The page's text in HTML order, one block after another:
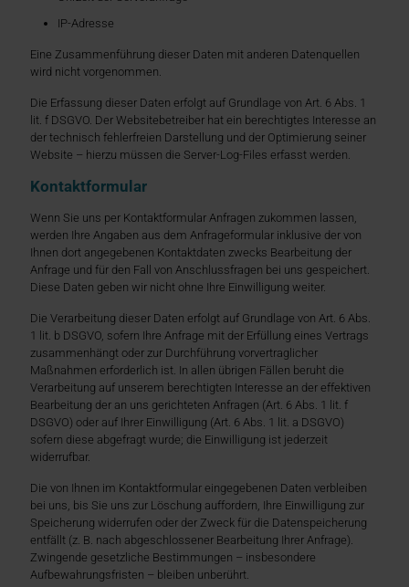
IP-Adresse
Eine Zusammenführung dieser Daten mit anderen Datenquellen
wird nicht vorgenommen.
Die Erfassung dieser Daten erfolgt auf Grundlage von Art. 6 Abs. 1
lit. f DSGVO. Der Websitebetreiber hat ein berechtigtes Interesse an
der technisch fehlerfreien Darstellung und der Optimierung seiner
Website – hierzu müssen die Server-Log-Files erfasst werden.
Kontaktformular
Wenn Sie uns per Kontaktformular Anfragen zukommen lassen,
werden Ihre Angaben aus dem Anfrageformular inklusive der von
Ihnen dort angegebenen Kontaktdaten zwecks Bearbeitung der
Anfrage und für den Fall von Anschlussfragen bei uns gespeichert.
Diese Daten geben wir nicht ohne Ihre Einwilligung weiter.
Die Verarbeitung dieser Daten erfolgt auf Grundlage von Art. 6 Abs.
1 lit. b DSGVO, sofern Ihre Anfrage mit der Erfüllung eines Vertrags
zusammenhängt oder zur Durchführung vorvertraglicher
Maßnahmen erforderlich ist. In allen übrigen Fällen beruht die
Verarbeitung auf unserem berechtigten Interesse an der effektiven
Bearbeitung der an uns gerichteten Anfragen (Art. 6 Abs. 1 lit. f
DSGVO) oder auf Ihrer Einwilligung (Art. 6 Abs. 1 lit. a DSGVO)
sofern diese abgefragt wurde; die Einwilligung ist jederzeit
widerrufbar.
Die von Ihnen im Kontaktformular eingegebenen Daten verbleiben
bei uns, bis Sie uns zur Löschung auffordern, Ihre Einwilligung zur
Speicherung widerrufen oder der Zweck für die Datenspeicherung
entfällt (z. B. nach abgeschlossener Bearbeitung Ihrer Anfrage).
Zwingende gesetzliche Bestimmungen – insbesondere
Aufbewahrungsfristen – bleiben unberührt.